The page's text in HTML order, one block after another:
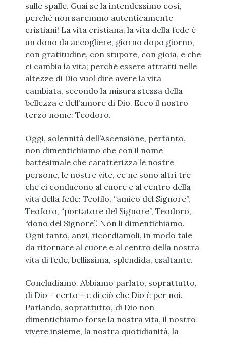
sulle spalle. Guai se la intendessimo così,
perché non saremmo autenticamente
cristiani! La vita cristiana, la vita della fede è
un dono da accogliere, giorno dopo giorno,
con gratitudine, con stupore, con gioia, e che
ci cambia la vita; perché essere attratti nelle
altezze di Dio vuol dire avere la vita
cambiata, secondo la misura stessa della
bellezza e dell’amore di Dio. Ecco il nostro
terzo nome: Teodoro.
Oggi, solennità dell’Ascensione, pertanto,
non dimentichiamo che con il nome
battesimale che caratterizza le nostre
persone, le nostre vite, ce ne sono altri tre
che ci conducono al cuore e al centro della
vita della fede: Teofilo, “amico del Signore”,
Teoforo, “portatore del Signore”, Teodoro,
“dono del Signore”. Non li dimentichiamo.
Ogni tanto, anzi, ricordiamoli, in modo tale
da ritornare al cuore e al centro della nostra
vita di fede, bellissima, splendida, esaltante.
Concludiamo. Abbiamo parlato, soprattutto,
di Dio – certo – e di ciò che Dio è per noi.
Parlando, soprattutto, di Dio non
dimentichiamo forse la nostra vita, il nostro
vivere insieme, la nostra quotidianità, la